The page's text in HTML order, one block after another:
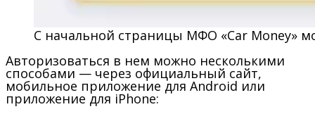
С начальной страницы МФО «Car Money»
Авторизоваться в нем можно несколькими
способами — через официальный сайт,
мобильное приложение для Android или
приложение для iPhone: